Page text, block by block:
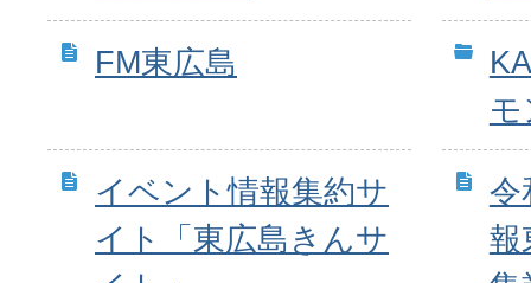
FM東広島
イベント情報集約サ
イト「東広島きんサ
令
報